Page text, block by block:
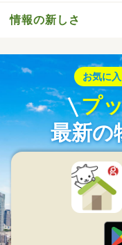
情報の新しさ
お気に
プ
最新の